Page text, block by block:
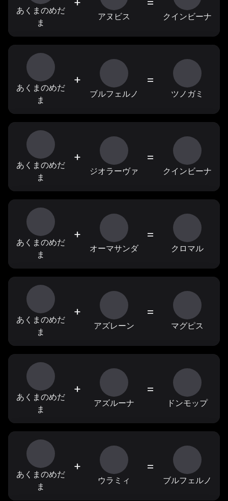
あくまのめだ
ま
アヌビス クインビーナ
あくまのめだ
ま
+
ブルフェルノ
=
ツノガミ
あくまのめだ
ま
+
ジオラーヴァ
=
クインビーナ
あくまのめだ
ま
+
オーマサンダ
=
クロマル
あくまのめだ
ま
+
アズレーン
=
マグピス
あくまのめだ
ま
+
アズルーナ
=
ドンモップ
あくまのめだ
ま
+
ウラミィ
=
ブルフェルノ